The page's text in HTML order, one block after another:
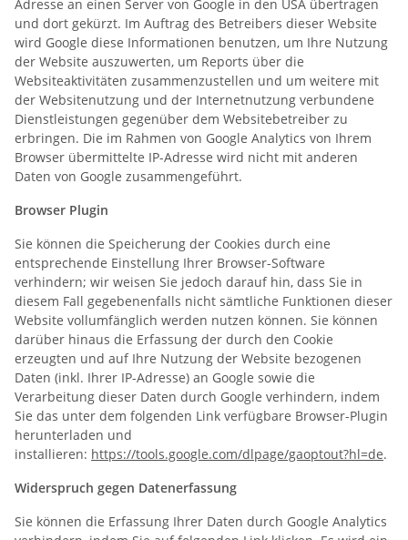
Adresse an einen Server von Google in den USA übertragen
und dort gekürzt. Im Auftrag des Betreibers dieser Website
wird Google diese Informationen benutzen, um Ihre Nutzung
der Website auszuwerten, um Reports über die
Websiteaktivitäten zusammenzustellen und um weitere mit
der Websitenutzung und der Internetnutzung verbundene
Dienstleistungen gegenüber dem Websitebetreiber zu
erbringen. Die im Rahmen von Google Analytics von Ihrem
Browser übermittelte IP-Adresse wird nicht mit anderen
Daten von Google zusammengeführt.
Browser Plugin
Sie können die Speicherung der Cookies durch eine
entsprechende Einstellung Ihrer Browser-Software
verhindern; wir weisen Sie jedoch darauf hin, dass Sie in
diesem Fall gegebenenfalls nicht sämtliche Funktionen dieser
Website vollumfänglich werden nutzen können. Sie können
darüber hinaus die Erfassung der durch den Cookie
erzeugten und auf Ihre Nutzung der Website bezogenen
Daten (inkl. Ihrer IP-Adresse) an Google sowie die
Verarbeitung dieser Daten durch Google verhindern, indem
Sie das unter dem folgenden Link verfügbare Browser-Plugin
herunterladen und
installieren: https://tools.google.com/dlpage/gaoptout?hl=de.
Widerspruch gegen Datenerfassung
Sie können die Erfassung Ihrer Daten durch Google Analytics